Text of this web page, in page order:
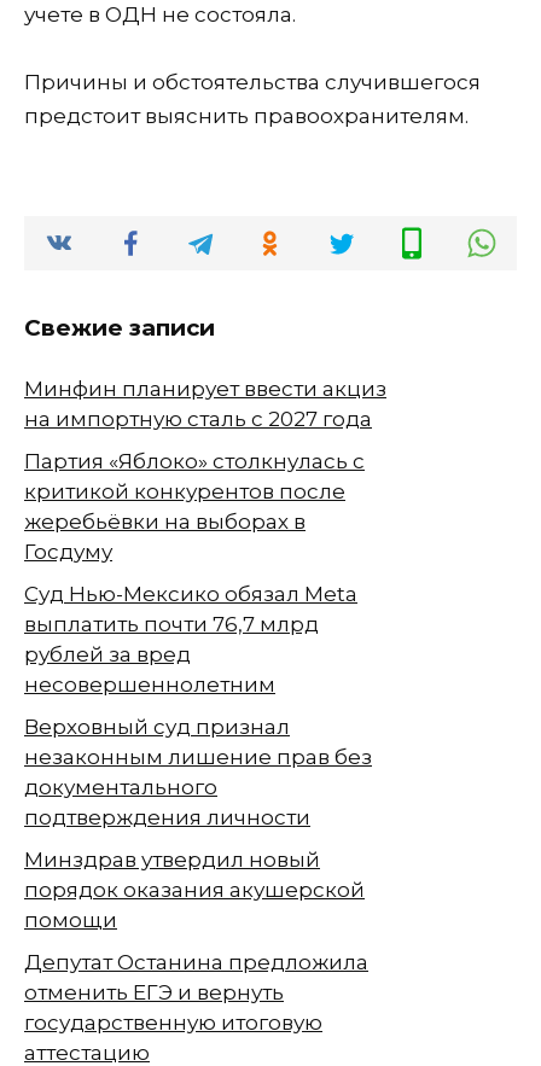
учете в ОДН не состояла.
Причины и обстоятельства случившегося
предстоит выяснить правоохранителям.
Свежие записи
Минфин планирует ввести акциз
на импортную сталь с 2027 года
Партия «Яблоко» столкнулась с
критикой конкурентов после
жеребьёвки на выборах в
Госдуму
Суд Нью-Мексико обязал Meta
выплатить почти 76,7 млрд
рублей за вред
несовершеннолетним
Верховный суд признал
незаконным лишение прав без
документального
подтверждения личности
Минздрав утвердил новый
порядок оказания акушерской
помощи
Депутат Останина предложила
отменить ЕГЭ и вернуть
государственную итоговую
аттестацию